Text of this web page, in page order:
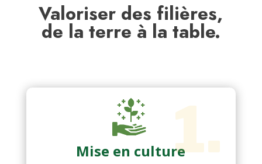
Valoriser des filières,
de la terre à la table.
Mise en culture1.